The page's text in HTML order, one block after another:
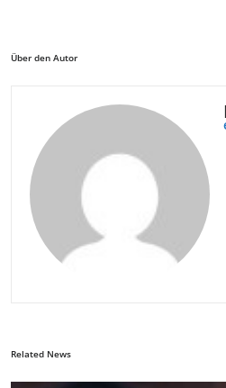
Über den Autor
Related News